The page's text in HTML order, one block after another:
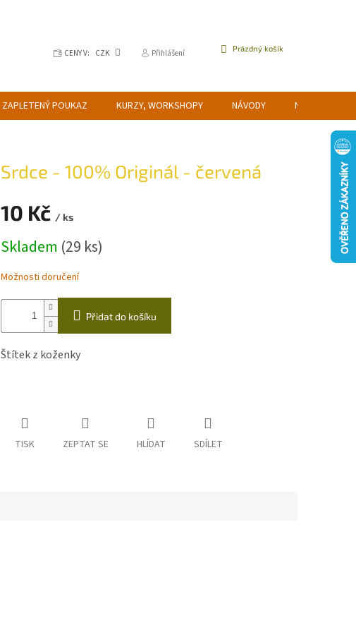
CENY V: CZK Přihlášení
NÁKUPNÍ
Prázdný košík
ZAPLETENÝ POUKAZ KURZY, WORKSHOPY NÁVODY NAPIŠTE NÁM
Srdce - 100% Originál - červená
10 Kč / ks
cena:
Skladem (29 ks)
Možnosti doručení
Přidat do košíku
Štítek z koženky
TISK ZEPTAT SE HLÍDAT SDÍLET